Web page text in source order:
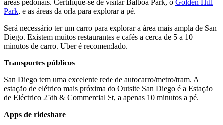
áreas pedonais. Certifique-se de visitar Balboa Park, o Golden Hill
Park, e as áreas da orla para explorar a pé.
Será necessário ter um carro para explorar a área mais ampla de San
Diego. Existem muitos restaurantes e cafés a cerca de 5 a 10
minutos de carro. Uber é recomendado.
Transportes públicos
San Diego tem uma excelente rede de autocarro/metro/tram. A
estação de elétrico mais próxima do Outsite San Diego é a Estação
de Eléctrico 25th & Commercial St, a apenas 10 minutos a pé.
Apps de rideshare